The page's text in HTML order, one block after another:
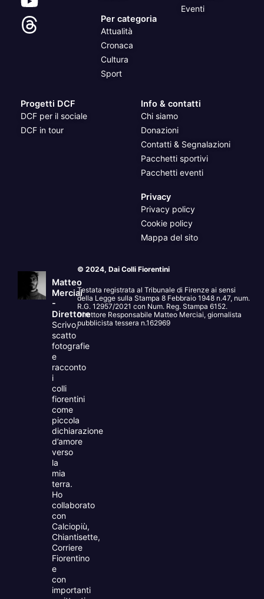
Per categoria
Attualità
Cronaca
Cultura
Sport
Eventi
Progetti DCF
DCF per il sociale
DCF in tour
Info & contatti
Chi siamo
Donazioni
Contatti & Segnalazioni
Pacchetti sportivi
Pacchetti eventi
Privacy
Privacy policy
Cookie policy
Mappa del sito
Matteo
Merciai
-
Direttore
Scrivo,
scatto
fotografie
e
racconto
i
colli
fiorentini
come
piccola
dichiarazione
d’amore
verso
la
mia
terra.
Ho
collaborato
con
Calciopiù,
Chiantisette,
Corriere
Fiorentino
e
con
importanti
© 2024, Dai Colli Fiorentini
Testata registrata al Tribunale di Firenze ai sensi
della Legge sulla Stampa 8 Febbraio 1948 n.47, num.
R.G. 12957/2021 con Num. Reg. Stampa 6152.
Direttore Responsabile Matteo Merciai, giornalista
pubblicista tessera n.162969